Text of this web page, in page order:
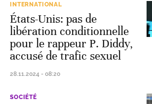
INTERNATIONAL
États-Unis: pas de
libération conditionnelle
pour le rappeur P. Diddy,
accusé de trafic sexuel
28.11.2024 - 08:20
SOCIÉTÉ